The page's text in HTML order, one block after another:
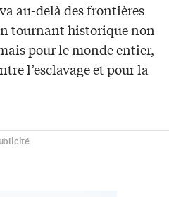
au-delà des frontières
tournant historique non
pour le monde entier,
l’esclavage et pour la